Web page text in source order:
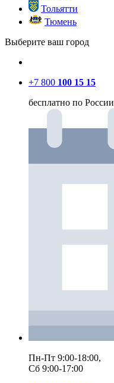
Тольятти
Тюмень
Выберите ваш город
+7 800 100 15 15
бесплатно по России
Пн-Пт 9:00-18:00,
Сб 9:00-17:00